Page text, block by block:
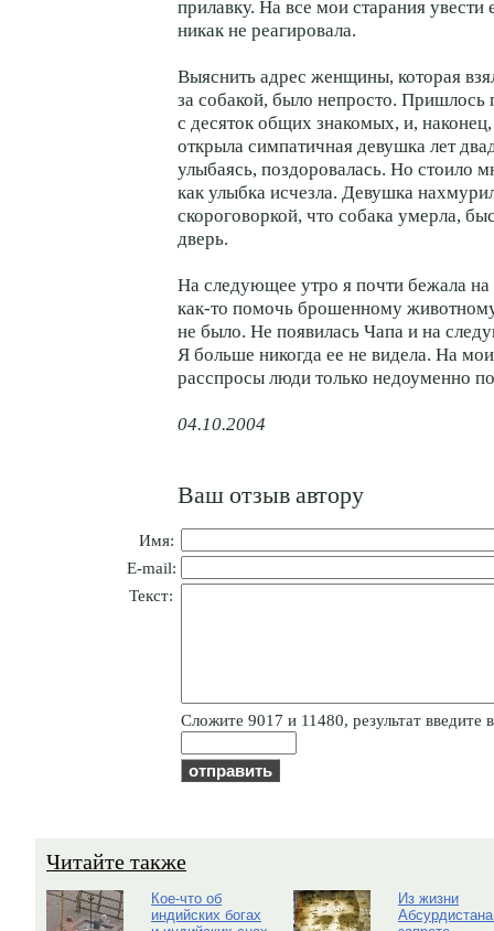
прилавку. На все мои старания увести
никак не реагировала.
Выяснить адрес женщины, которая
за собакой, было непросто. Пришлось
с десяток общих знакомых, и,
открыла симпатичная девушка лет
улыбаясь, поздоровалась. Но стоило
как улыбка исчезла. Девушка
скороговоркой, что собака умерла,
дверь.
На следующее утро я почти бежала
как-то помочь брошенному
не было. Не появилась Чапа и на
Я больше никогда ее не видела. На
расспросы люди только недоуменно
04.10.2004
Ваш отзыв автору
Имя:
E-mail:
Текст:
Cлoжитe 9017 и 11480, результат введите
Читайте также
Кое-что об
индийских богах
Из жизни